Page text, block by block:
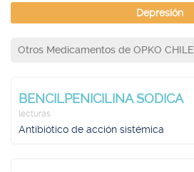
Depresión
Otros Medicamentos de OPKO CHILE
BENCILPENICILINA SODICA
lecturas
Antibiótico de acción sistémica